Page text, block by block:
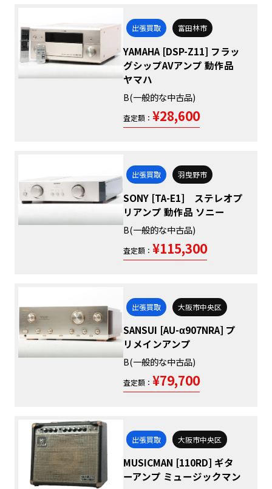
出張買取 富田林市
YAMAHA [DSP-Z11] フラッ
グシップAVアンプ 動作品
ヤマハ
B(一般的な中古品)
査定額： ¥28,600
出張買取 羽曳野市
SONY [TA-E1] ステレオプ
リアンプ 動作品 ソニー
B(一般的な中古品)
査定額： ¥115,300
出張買取 大阪市中央区
SANSUI [AU-α907NRA] プ
リメインアンプ
B(一般的な中古品)
査定額： ¥79,700
出張買取 大阪市中央区
MUSICMAN [110RD] ギタ
ーアンプ ミュージックマン